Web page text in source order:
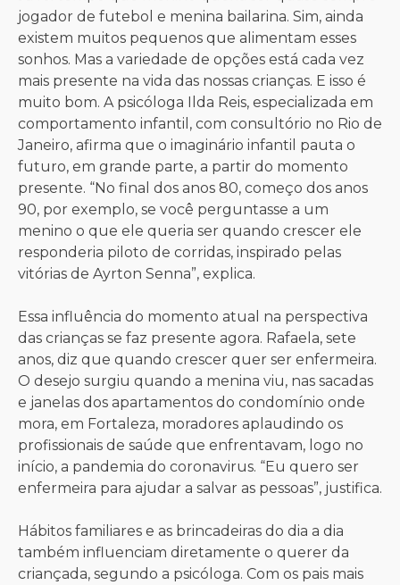
jogador de futebol e menina bailarina. Sim, ainda
existem muitos pequenos que alimentam esses
sonhos. Mas a variedade de opções está cada vez
mais presente na vida das nossas crianças. E isso é
muito bom. A psicóloga Ilda Reis, especializada em
comportamento infantil, com consultório no Rio de
Janeiro, afirma que o imaginário infantil pauta o
futuro, em grande parte, a partir do momento
presente. “No final dos anos 80, começo dos anos
90, por exemplo, se você perguntasse a um
menino o que ele queria ser quando crescer ele
responderia piloto de corridas, inspirado pelas
vitórias de Ayrton Senna”, explica.
Essa influência do momento atual na perspectiva
das crianças se faz presente agora. Rafaela, sete
anos, diz que quando crescer quer ser enfermeira.
O desejo surgiu quando a menina viu, nas sacadas
e janelas dos apartamentos do condomínio onde
mora, em Fortaleza, moradores aplaudindo os
profissionais de saúde que enfrentavam, logo no
início, a pandemia do coronavirus. “Eu quero ser
enfermeira para ajudar a salvar as pessoas”, justifica.
Hábitos familiares e as brincadeiras do dia a dia
também influenciam diretamente o querer da
criançada, segundo a psicóloga. Com os pais mais